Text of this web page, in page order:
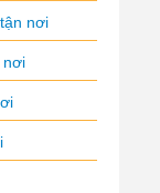
nơi
nơi